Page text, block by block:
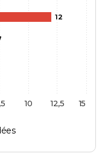
12
10 12,5 15